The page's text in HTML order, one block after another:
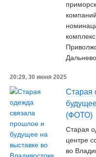
20:29, 30 июня 2025
Старая
(ФОТО)
Старая
центре
во